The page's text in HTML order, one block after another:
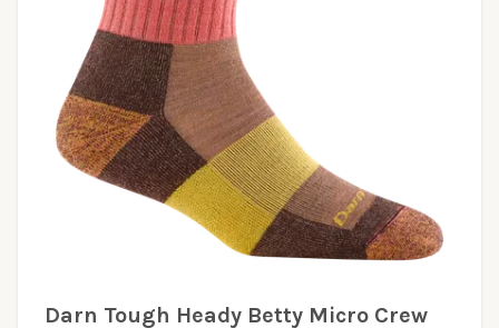
Darn Tough Heady Betty Micro Crew